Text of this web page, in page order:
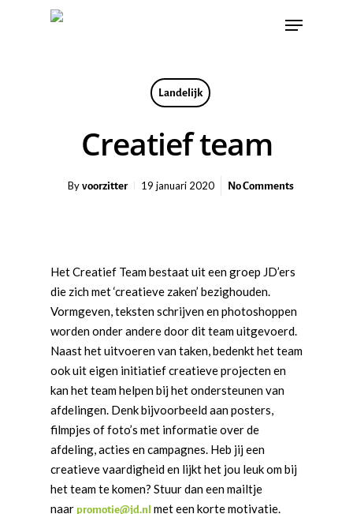
Landelijk
Creatief team
Byvoorzitter 19 januari 2020 No Comments
Het Creatief Team bestaat uit een groep JD’ers
die zich met ‘creatieve zaken’ bezighouden.
Vormgeven, teksten schrijven en photoshoppen
worden onder andere door dit team uitgevoerd.
Naast het uitvoeren van taken, bedenkt het team
ook uit eigen initiatief creatieve projecten en
kan het team helpen bij het ondersteunen van
afdelingen. Denk bijvoorbeeld aan posters,
filmpjes of foto’s met informatie over de
afdeling, acties en campagnes. Heb jij een
creatieve vaardigheid en lijkt het jou leuk om bij
het team te komen? Stuur dan een mailtje
naar promotie@jd.nl met een korte motivatie.